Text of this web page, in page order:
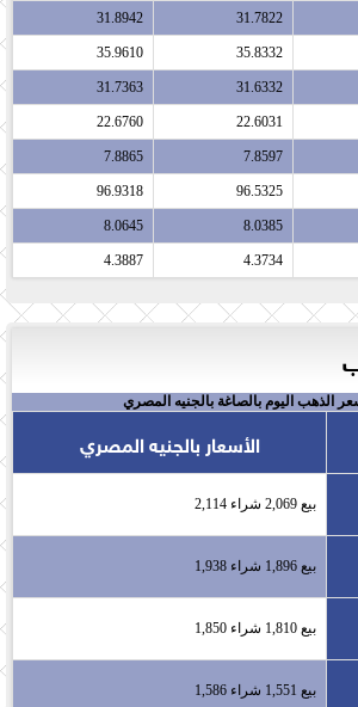
31.7822
31.8942
35.8332
35.9610
31.6332
31.7363
22.6031
22.6760
7.8597
7.8865
96.5325
96.9318
8.0385
8.0645
4.3734
4.3887
الذهب اليوم بالصاغة بالجنيه المصري
الأسعار بالجنيه المصري
بيع 2,069 شراء 2,114
بيع 1,896 شراء 1,938
بيع 1,810 شراء 1,850
بيع 1,551 شراء 1,586